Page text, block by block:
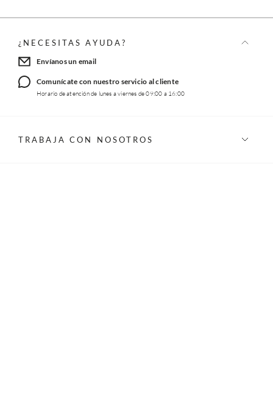
¿NECESITAS AYUDA?
Envíanos un email
Comunícate con nuestro servicio al cliente
Horario de atención de lunes a viernes de 09:00 a 16:00
TRABAJA CON NOSOTROS